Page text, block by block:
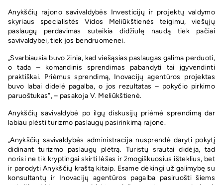
Anykščių rajono savivaldybės Investicijų ir projektų valdymo
skyriaus specialistės Vidos Meliūkštienės teigimu, viešųjų
paslaugų perdavimas suteikia didžiulę naudą tiek pačiai
savivaldybei, tiek jos bendruomenei.
„Svarbiausia buvo žinia, kad viešąsias paslaugas galima perduoti,
o tada – komandinis sprendimas pabandyti tai įgyvendinti
praktiškai. Priėmus sprendimą, Inovacijų agentūros projektas
buvo labai didelė pagalba, o jos rezultatas – pokyčio pirkimo
paruoštukas“, – pasakoja V. Meliūkštienė.
Anykščių savivaldybė po ilgų diskusijų priėmė sprendimą dar
labiau plėsti turizmo paslaugų pasirinkimą rajone.
„Anykščių savivaldybės administracija nusprendė daryti pokytį
didinant turizmo paslaugų plėtrą. Turistų srautai didėja, tad
norisi ne tik kryptingai skirti lėšas ir žmogiškuosius išteklius, bet
ir parodyti Anykščių kraštą kitaip. Esame dėkingi už galimybę su
konsultantų ir Inovacijų agentūros pagalba pasiruošti šiems